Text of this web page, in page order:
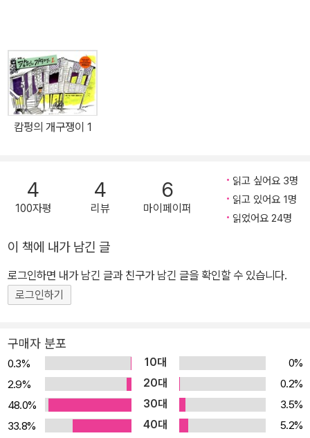
나니까 눈물이 다 납니다. 이렇게 세상에 덩그러니 혼자 남겨져 버린
기분입니다. 하지만 유이는 혼자가 아니었습니다. 버스 정류장 옆에
서 있던 키 큰 형이 유이에게 노래를 불러 줍니다. 그것도 아빠가 좋아
하시던 노래입니다. 눈물을 글썽이던 유이는 금세 눈물을 멈출 수 있
습니다. 버스를 타고 만난 아주머니는 유이에게 주황색 장갑을 끼워
혼자 집으로 가는 것도 유이에게 더 이상 두렵지 않습니다. 주변에 따
뜻한 사람들이 많거든요. 이제 유이는 몸과 마음이 따뜻해졌습니다.
그리고 집에서 유이를 기다리고 있던 형의 따뜻한 반김에 마음이 편
만 그 일을 해내고 나서의 기분은 뿌듯하고, 자랑스럽기 그지 없습니
다. 이제 유이는 또 다른 일을 혼자 해내는 데 많이 망설이지 않을 겁
니다. 할 수 있다는 자신감이 생겼으니까요. 무언가를 혼자서 해낸 경
오는데는 주변 사람들의 따뜻한 관심과 보살핌이 큰 힘이 되었습니
다. 스스로가 자랑스러운 유이는 엄마가 돌아오자, 오늘 학교에서 어
떻게 혼자 집으로 돌아왔는지를 엄마한테 신나게 이야기합니다. 그리
고 엄마는 유이가 많이 컸다며 칭찬을 해 주십니다. 혼자서 해냈다는
뿌듯함과 엄마의 칭찬은 유이를 한층 성숙하게 하는 든든한 버팀목이
캄펑의 개구쟁이 1
4
100자평
4
리뷰
6
마이페이퍼
읽고 싶어요 3명
읽고 있어요 1명
읽었어요 24명
이 책에 내가 남긴 글
로그인하면 내가 남긴 글과 친구가 남긴 글을 확인할 수 있습니다.
로그인하기
구매자 분포
0.3% 10대
0%
2.9%
20대
0.2%
48.0%
30대
3.5%
33.8%
40대
5.2%